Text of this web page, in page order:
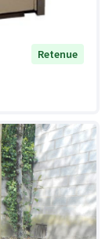
Retenue